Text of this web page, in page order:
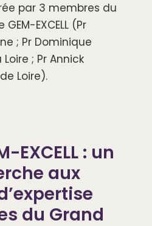
par 3 membres du
EXCELL (Pr
; Pr Dominique
; Pr Annick
Loire).
EXCELL : un
aux
du Grand